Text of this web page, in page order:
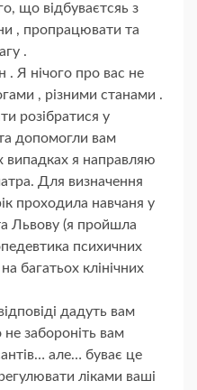
що відбуваєтсяь з
, пропрацювати та
.
Я нічого про вас не
, різними станами .
розібратися у
допомогли вам
випадках я направляю
Для визначення
проходила навчаня у
Львову (я пройшла
психичних
багатьох клінічних
дадуть вам
не забороніть вам
але… буває це
ліками ваші